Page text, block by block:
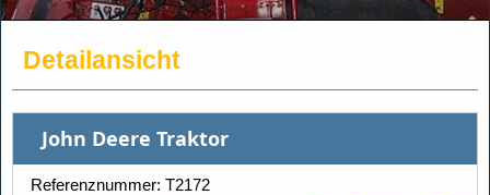
Detailansicht
John Deere Traktor
Referenznummer: T2172